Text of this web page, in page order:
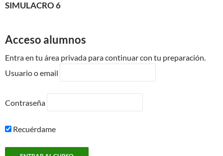
SIMULACRO 6
Acceso alumnos
Entra en tu área privada para continuar con tu preparación.
Usuario o email
Contraseña
Recuérdame